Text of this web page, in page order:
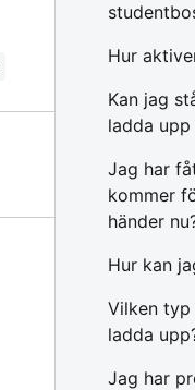
Hur
Kan jag
ladda
Jag har
kommer
händer
Hur kan
Vilken typ
ladda
Jag har